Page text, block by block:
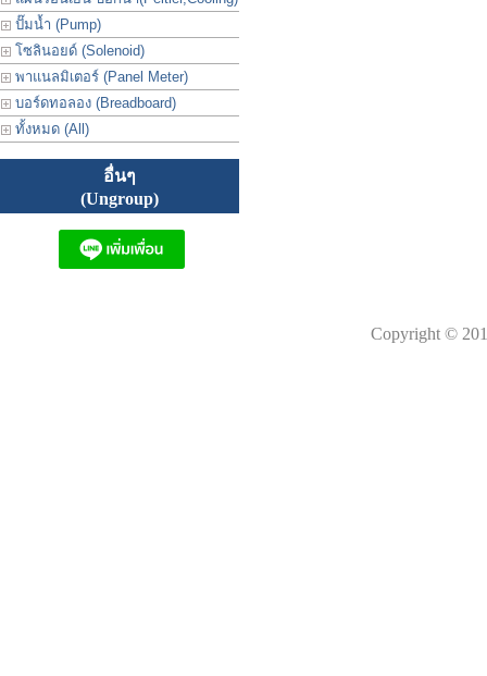
ปั๊มน้ำ (Pump)
โซลินอยด์ (Solenoid)
พาแนลมิเตอร์ (Panel Meter)
บอร์ดทอลอง (Breadboard)
ทั้งหมด (All)
อื่นๆ
(Ungroup)
Copyright ©